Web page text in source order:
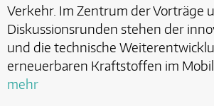
Verkehr. Im Zentrum der Vorträge
Diskussionsrunden stehen der
und die technische
erneuerbaren Kraftstoffen im
mehr